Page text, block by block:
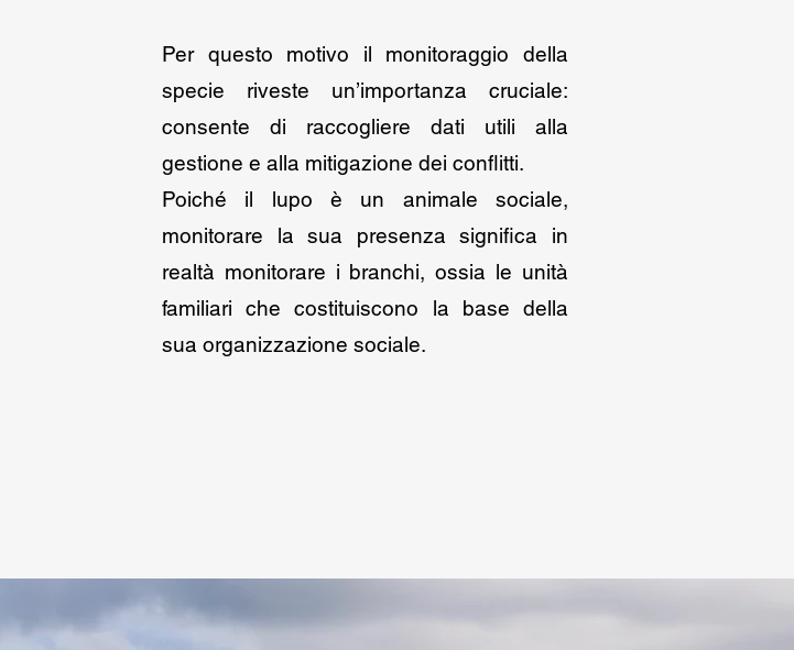
Per questo motivo il monitoraggio della
specie riveste un’importanza cruciale:
consente di raccogliere dati utili alla
gestione e alla mitigazione dei conflitti.
Poiché il lupo è un animale sociale,
monitorare la sua presenza significa in
realtà monitorare i branchi, ossia le unità
familiari che costituiscono la base della
sua organizzazione sociale.